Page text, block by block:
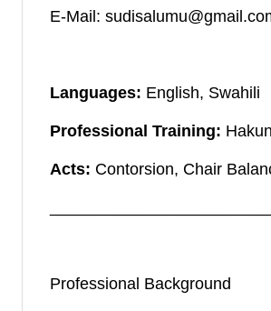
E-Mail:
Languages: English, Swahili
Professional Training:
Acts: Contorsion, Chair
Professional Background